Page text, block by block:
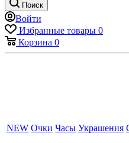
Поиск
Войти
Избранные товары 0
Корзина 0
NEW Очки Часы Украшения